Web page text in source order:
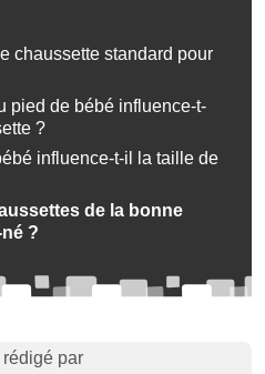
chaussette standard pour
pied de bébé influence-t-
?
influence-t-il la taille de
de la bonne
?
par